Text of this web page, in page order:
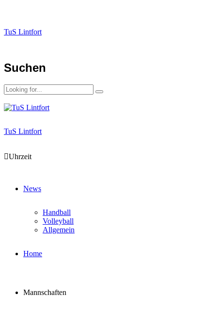
TuS Lintfort
Suchen
TuS Lintfort
Uhrzeit
News
Handball
Volleyball
Allgemein
Home
Mannschaften